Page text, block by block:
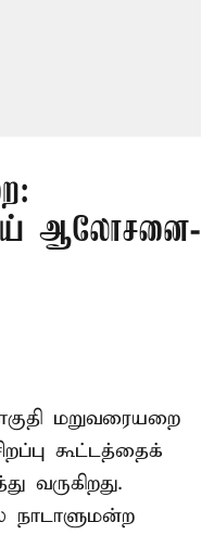
ஆலோசனை-
மறுவரையறை
கூட்டத்தைக்
வருகிறது.
நாடாளுமன்ற